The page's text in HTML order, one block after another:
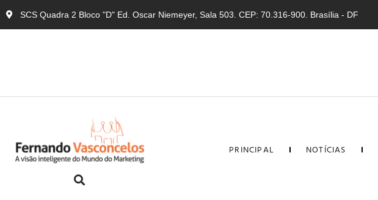
SCS Quadra 2 Bloco "D" Ed. Oscar Niemeyer, Sala 503. CEP: 70.316-900. Brasília - DF
PRINCIPAL NOTÍCIAS